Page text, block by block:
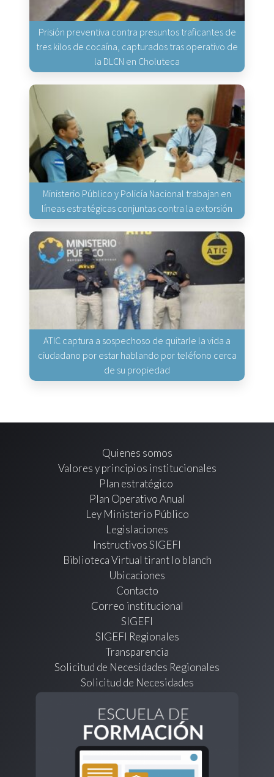
Prisión preventiva contra presuntos traficantes de
tres kilos de cocaína, capturados tras operativo de
la DLCN en Choluteca
Ministerio Público y Policía Nacional trabajan en
líneas estratégicas conjuntas contra la extorsión
ATIC captura a sospechoso de quitarle la vida a
ciudadano por estar hablando por teléfono cerca
de su propiedad
Quienes somos
Valores y principios institucionales
Plan estratégico
Plan Operativo Anual
Ley Ministerio Público
Legislaciones
Instructivos SIGEFI
Biblioteca Virtual tirant lo blanch
Ubicaciones
Contacto
Correo institucional
SIGEFI
SIGEFI Regionales
Transparencia
Solicitud de Necesidades Regionales
Solicitud de Necesidades